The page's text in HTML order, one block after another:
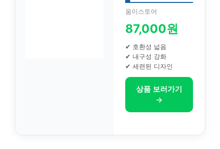
움이스토어
87,000원
✔ 호환성 넓음
✔ 내구성 강화
✔ 세련된 디자인
상품 보러가기
→